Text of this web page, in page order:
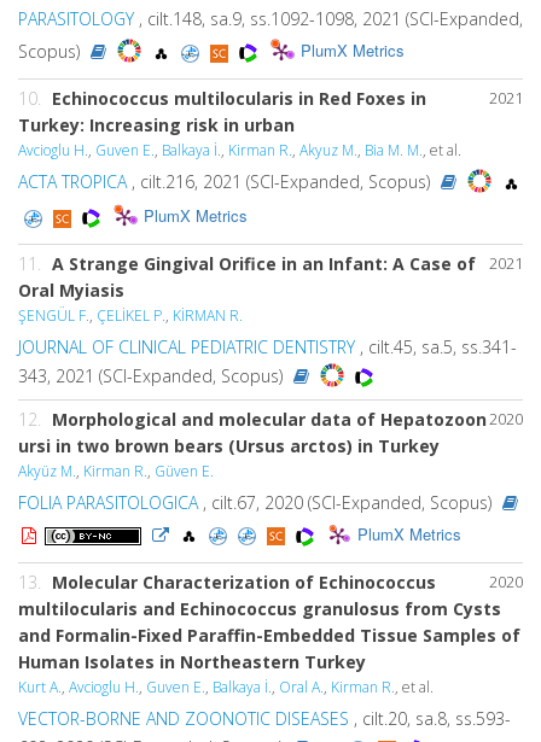
PARASITOLOGY , cilt.148, sa.9, ss.1092-1098, 2021 (SCI-Expanded,
Scopus)
PlumX Metrics
2021
10. Echinococcus multilocularis in Red Foxes in
Turkey: Increasing risk in urban
Avcioglu H., Guven E., Balkaya İ., Kirman R., Akyuz M., Bia M. M., et al.
ACTA TROPICA, cilt.216, 2021 (SCI-Expanded, Scopus)
PlumX Metrics
2021
11. A Strange Gingival Orifice in an Infant: A Case of
Oral Myiasis
ŞENGÜL F., ÇELİKEL P., KİRMAN R.
JOURNAL OF CLINICAL PEDIATRIC DENTISTRY , cilt.45, sa.5, ss.341-
343, 2021 (SCI-Expanded, Scopus)
2020
12.
Morphological and molecular data of Hepatozoon
ursi in two brown bears (Ursus arctos) in Turkey
Akyüz M., Kirman R., Güven E.
FOLIA PARASITOLOGICA , cilt.67, 2020 (SCI-Expanded, Scopus)
PlumX Metrics
2020
13.
Molecular Characterization of Echinococcus
multilocularis and Echinococcus granulosus from Cysts
and Formalin-Fixed Paraffin-Embedded Tissue Samples of
Human Isolates in Northeastern Turkey
Kurt A., Avcioglu H., Guven E., Balkaya İ., Oral A., Kirman R., et al.
VECTOR-BORNE AND ZOONOTIC DISEASES , cilt.20, sa.8, ss.593-